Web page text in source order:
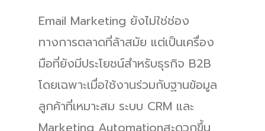
Email Marketing ยังไม่ใช่ช่อง
ทางการตลาดที่ล้าสมัย แต่เป็นเครื่อง
มือที่ยังมีประโยชน์สำหรับธุรกิจ B2B
โดยเฉพาะเมื่อใช้งานร่วมกับฐานข้อมูล
ลูกค้าที่เหมาะสม ระบบ CRM และ